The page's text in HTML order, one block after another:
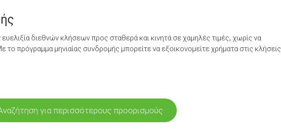
διεθνών κλήσεων προς σταθερά και κινητά σε χαμηλές τιμές, χωρίς να
πρόγραμμα μηνιαίας συνδρομής μπορείτε να εξοικονομείτε χρήματα στις κλήσεις
για περισσότερους προορισμούς